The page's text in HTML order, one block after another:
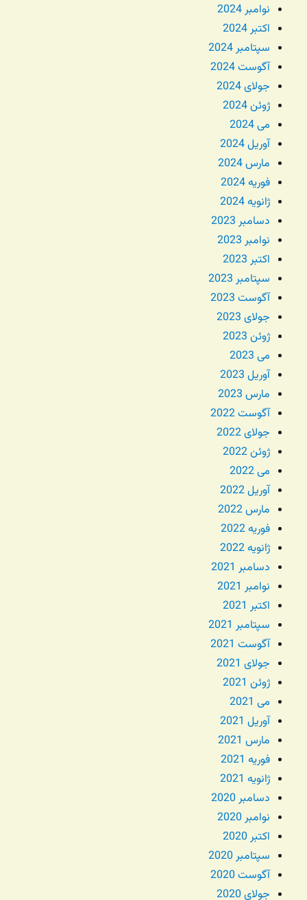
نوامبر 2024
اکتبر 2024
سپتامبر 2024
آگوست 2024
جولای 2024
ژوئن 2024
می 2024
آوریل 2024
مارس 2024
فوریه 2024
ژانویه 2024
دسامبر 2023
نوامبر 2023
اکتبر 2023
سپتامبر 2023
آگوست 2023
جولای 2023
ژوئن 2023
می 2023
آوریل 2023
مارس 2023
آگوست 2022
جولای 2022
ژوئن 2022
می 2022
آوریل 2022
مارس 2022
فوریه 2022
ژانویه 2022
دسامبر 2021
نوامبر 2021
اکتبر 2021
سپتامبر 2021
آگوست 2021
جولای 2021
ژوئن 2021
می 2021
آوریل 2021
مارس 2021
فوریه 2021
ژانویه 2021
دسامبر 2020
نوامبر 2020
اکتبر 2020
سپتامبر 2020
آگوست 2020
جولای 2020